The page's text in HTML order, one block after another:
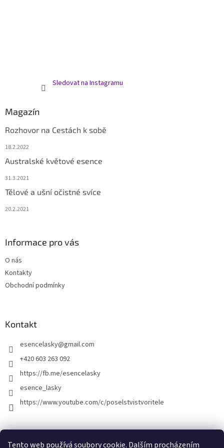
Tento web používá soubory cookie. Dalším procházením
Sledovat na Instagramu
Magazín
Rozhovor na Cestách k sobě
18.2.2022
Australské květové esence
31.3.2021
Tělové a ušní očistné svíce
20.2.2021
Informace pro vás
O nás
Kontakty
Obchodní podmínky
Kontakt
esencelasky@gmail.com
+420 603 263 092
https://fb.me/esencelasky
esence_lasky
https://www.youtube.com/c/poselstvistvoritele